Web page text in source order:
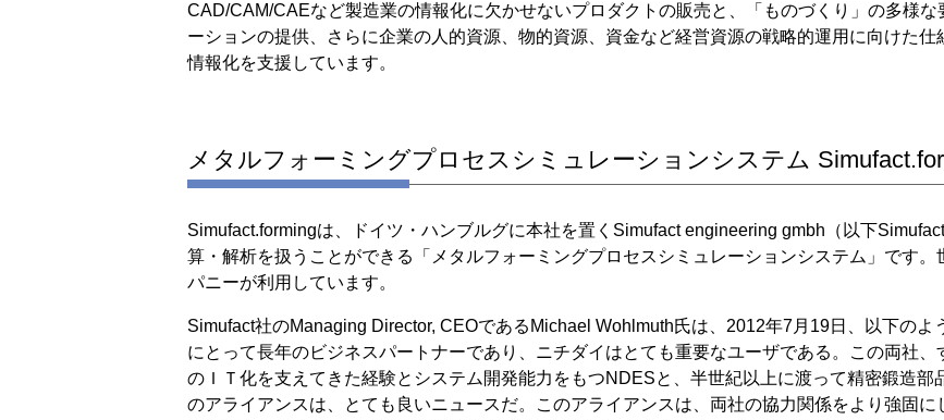
CAD/CAM/CAEなど製造業の情報化に欠かせないプロダクトの販売と、「ものづくり」の多様
ーションの提供、さらに企業の人的資源、物的資源、資金など経営資源の戦略的運用に向けた
情報化を支援しています。
メタルフォーミングプロセスシミュレーションシステム
Simufact.formingは、ドイツ・ハンブルグに本社を置くSimufact engineering gmbh（以下
算・解析を扱うことができる「メタルフォーミングプロセスシミュレーションシステム」です
パニーが利用しています。
Simufact社のManaging Director, CEOであるMichael Wohlmuth氏は、2012年7月19日、以下の
にとって長年のビジネスパートナーであり、ニチダイはとても重要なユーザである。この両社
のＩＴ化を支えてきた経験とシステム開発能力をもつNDESと、半世紀以上に渡って精密鍛造部
のアライアンスは、とても良いニュースだ。このアライアンスは、両社の協力関係をより強固